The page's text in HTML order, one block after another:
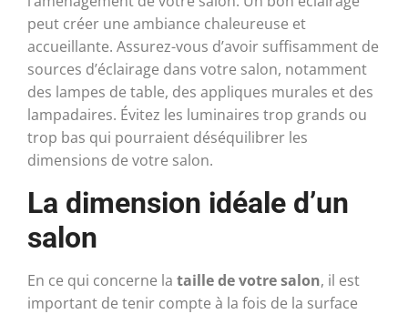
peut créer une ambiance chaleureuse et
accueillante. Assurez-vous d’avoir suffisamment de
sources d’éclairage dans votre salon, notamment
des lampes de table, des appliques murales et des
lampadaires. Évitez les luminaires trop grands ou
trop bas qui pourraient déséquilibrer les
dimensions de votre salon.
La dimension idéale d’un
salon
En ce qui concerne la taille de votre salon, il est
important de tenir compte à la fois de la surface